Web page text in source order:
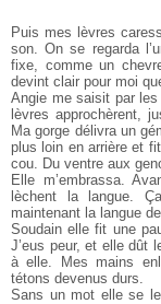
Puis mes lèvres
son. On se regarda
fixe, comme un
devint clair pour moi
Angie me saisit par
lèvres approchèrent,
Ma gorge délivra un
plus loin en arrière et
cou. Du ventre aux
Elle m’embrassa.
lèchent la langue.
maintenant la langue
Soudain elle fit une
J’eus peur, et elle dût
à elle. Mes mains
tétons devenus durs.
Sans un mot elle se